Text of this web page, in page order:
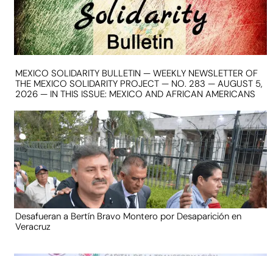
MEXICO SOLIDARITY BULLETIN — WEEKLY NEWSLETTER OF
THE MEXICO SOLIDARITY PROJECT — NO. 283 — AUGUST 5,
2026 — IN THIS ISSUE: MEXICO AND AFRICAN AMERICANS
Desafueran a Bertín Bravo Montero por Desaparición en
Veracruz